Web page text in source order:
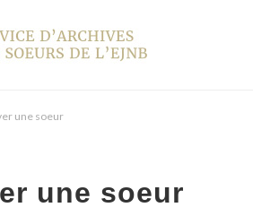
une soeur
une soeur